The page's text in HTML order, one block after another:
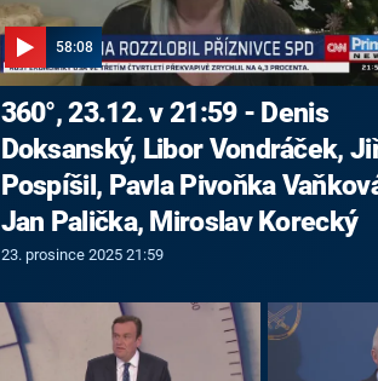
58:08
360°, 23.12. v 21:59 - Denis
Doksanský, Libor Vondráček,
Pospíšil, Pavla Pivoňka
Jan Palička, Miroslav Korecký
23. prosince 2025 21:59